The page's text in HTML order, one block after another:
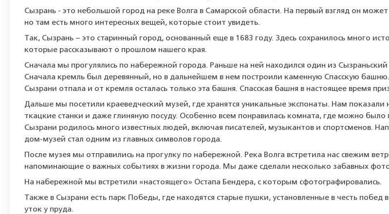
Сызрань - это небольшой город на реке Волга в Самарской области. На первый взгляд он
но там есть много интересных вещей, которые стоит увидеть.
Так, Сызрань – это старинный город, основанный еще в 1683 году. Здесь сохранилось много
которые рассказывают о прошлом нашего края.
Сначала мы прогулялись по набережной города. Раньше на ней находился один из
Сначала кремль был деревянный, но в дальнейшем в нем построили каменную Спасскую
Сызрани отпала и от кремля осталась только эта башня. Спасская башня в настоящее время
Дальше мы посетили краеведческий музей, где хранятся уникальные экспонаты. Нам
ткацкие станки и даже глиняную посуду. Особенно всем понравилась комната, где можно
Сызрани родилось много известных людей, включая писателей, музыкантов и спортсменов.
дом-музей стал одним из главных символов города.
После музея мы отправились на прогулку по набережной. Река Волга встретила нас свежим
напоминающие о важных событиях в жизни города. Мы даже сделали несколько забавных
На набережной мы встретили «настоящего» Остапа Бендера, с которым сфотографировались.
Также в Сызрани есть парк Победы, где находятся старые пушки, установленные в честь побед
уток у пруда.